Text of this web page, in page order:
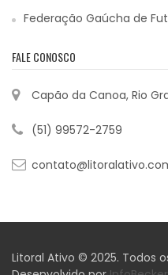
Federação Gaúcha de
FALE CONOSCO
Capão da Canoa, Rio
(51) 99572-2759
Litoral Ativo © 2025. Todos